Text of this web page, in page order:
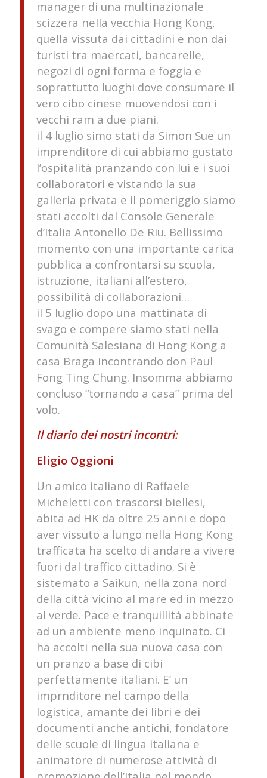
manager di una multinazionale
scizzera nella vecchia Hong Kong,
quella vissuta dai cittadini e non dai
turisti tra maercati, bancarelle,
negozi di ogni forma e foggia e
soprattutto luoghi dove consumare il
vero cibo cinese muovendosi con i
vecchi ram a due piani.
il 4 luglio simo stati da Simon Sue un
imprenditore di cui abbiamo gustato
l’ospitalità pranzando con lui e i suoi
collaboratori e vistando la sua
galleria privata e il pomeriggio siamo
stati accolti dal Console Generale
d’Italia Antonello De Riu. Bellissimo
momento con una importante carica
pubblica a confrontarsi su scuola,
istruzione, italiani all’estero,
possibilità di collaborazioni…
il 5 luglio dopo una mattinata di
svago e compere siamo stati nella
Comunità Salesiana di Hong Kong a
casa Braga incontrando don Paul
Fong Ting Chung. Insomma abbiamo
concluso “tornando a casa” prima del
volo.
Il diario dei nostri incontri:
Eligio Oggioni
Un amico italiano di Raffaele
Micheletti con trascorsi biellesi,
abita ad HK da oltre 25 anni e dopo
aver vissuto a lungo nella Hong Kong
trafficata ha scelto di andare a vivere
fuori dal traffico cittadino. Si è
sistemato a Saikun, nella zona nord
della città vicino al mare ed in mezzo
al verde. Pace e tranquillità abbinate
ad un ambiente meno inquinato. Ci
ha accolti nella sua nuova casa con
un pranzo a base di cibi
perfettamente italiani. E’ un
imprnditore nel campo della
logistica, amante dei libri e dei
documenti anche antichi, fondatore
delle scuole di lingua italiana e
animatore di numerose attività di